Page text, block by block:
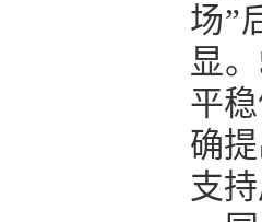
场”
显
平
确
支